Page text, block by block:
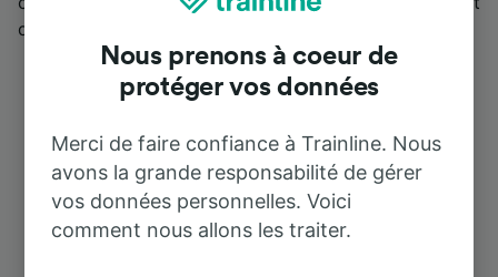
du XVIIIème siècle.
Destinations populaires depuis
Nous prenons à coeur de
protéger vos données
Merci de faire confiance à Trainline. Nous
avons la grande responsabilité de gérer
vos données personnelles. Voici
comment nous allons les traiter.